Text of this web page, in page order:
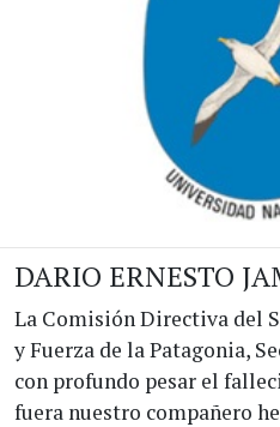
DARIO ERNESTO
La Comisión Directiva del
y Fuerza de la Patagonia,
con profundo pesar el
fuera nuestro compañero